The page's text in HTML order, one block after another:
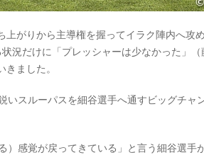
がりから主導権を握ってイラク陣内へ攻
況だけに「プレッシャーは少なかった」
ました。
スルーパスを細谷選手へ通すビッグチャ
感覚が戻ってきている」と言う細谷選手